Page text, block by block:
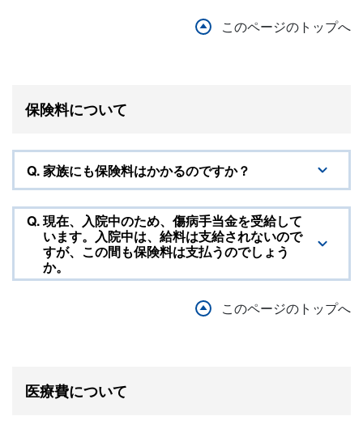
このページのトップへ
保険料について
Q.家族にも保険料はかかるのですか？
Q.現在、入院中のため、傷病手当金を受給して
います。入院中は、給料は支給されないので
すが、この間も保険料は支払うのでしょう
か。
このページのトップへ
医療費について